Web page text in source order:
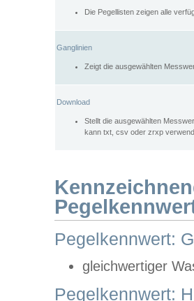
Die Pegellisten zeigen alle
Ganglinien
Zeigt die ausgewählten
Download
Stellt die ausgewählten
kann txt, csv oder zrxp
Pegelkennwert:
gleichwertiger
Pegelkennwert: